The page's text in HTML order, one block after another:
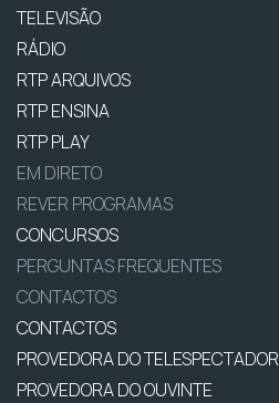
TELEVISÃO
RÁDIO
RTP ARQUIVOS
RTP ENSINA
RTP PLAY
EM DIRETO
REVER PROGRAMAS
CONCURSOS
PERGUNTAS FREQUENTES
CONTACTOS
CONTACTOS
PROVEDORA DO TELESPECTADOR
PROVEDORA DO OUVINTE